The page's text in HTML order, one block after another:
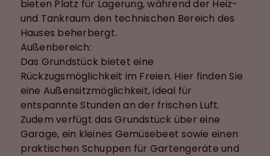
bieten Platz für Lagerung, während der Heiz-
und Tankraum den technischen Bereich des
Hauses beherbergt.
Außenbereich:
Das Grundstück bietet eine
Rückzugsmöglichkeit im Freien. Hier finden Sie
eine Außensitzmöglichkeit, ideal für
entspannte Stunden an der frischen Luft.
Zudem verfügt das Grundstück über eine
Garage, ein kleines Gemüsebeet sowie einen
praktischen Schuppen für Gartengeräte und